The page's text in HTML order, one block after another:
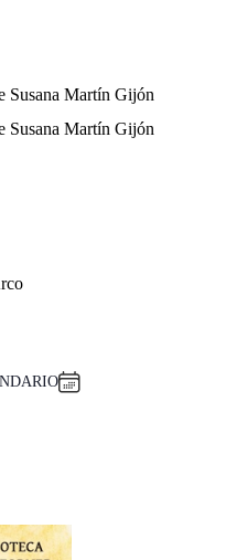
Susana Martín Gijón
Susana Martín Gijón